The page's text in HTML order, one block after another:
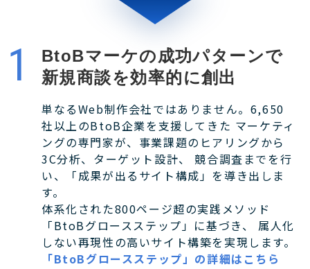
BtoBマーケの成功パターンで
新規商談を効率的に創出
単なるWeb制作会社ではありません。6,650
社以上のBtoB企業を支援してきた マーケティ
ングの専門家が、事業課題のヒアリングから
3C分析、ターゲット設計、 競合調査までを行
い、「成果が出るサイト構成」を導き出しま
す。
体系化された800ページ超の実践メソッド
「BtoBグロースステップ」に基づき、 属人化
しない再現性の高いサイト構築を実現します。
「BtoBグロースステップ」の詳細はこちら